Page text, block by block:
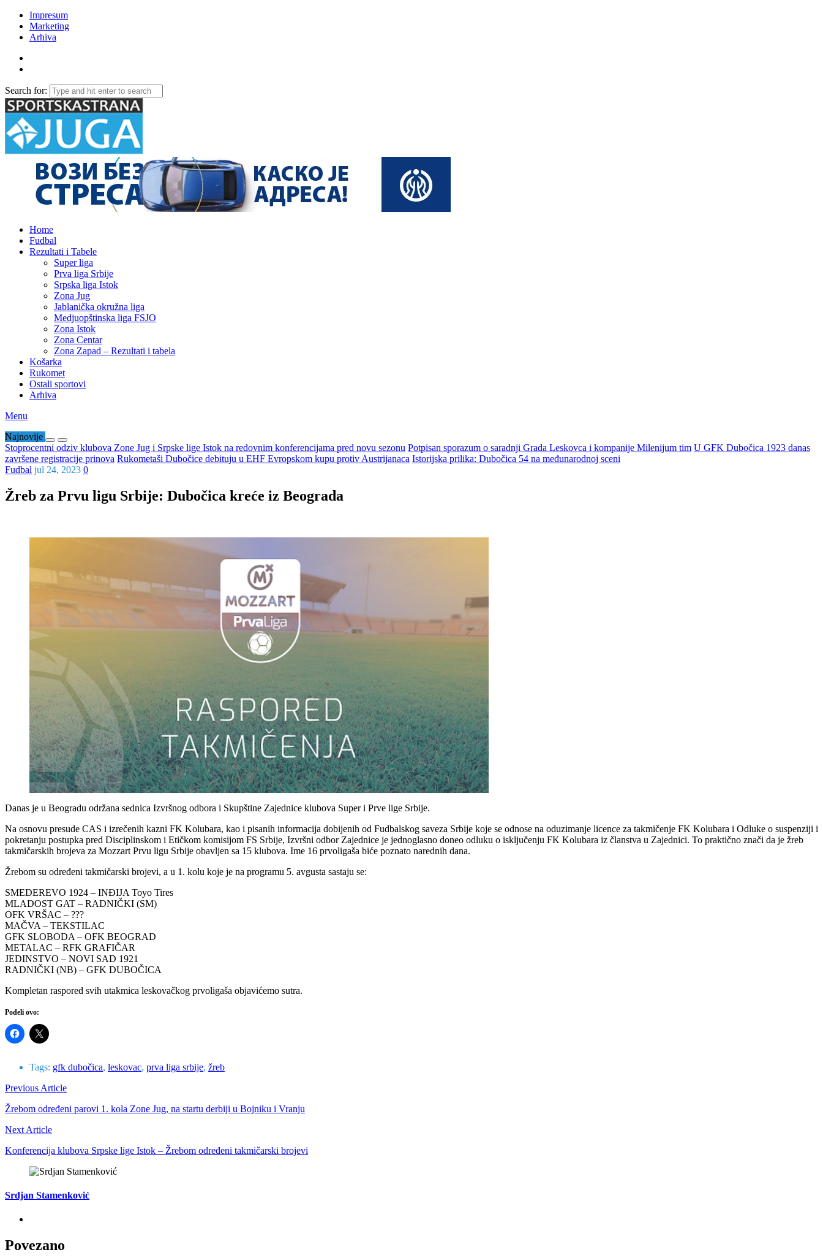
Impresum
Marketing
Arhiva
Search for:
Home
Fudbal
Rezultati i Tabele
Super liga
Prva liga Srbije
Srpska liga Istok
Zona Jug
Jablanička okružna liga
Medjuopštinska liga FSJO
Zona Istok
Zona Centar
Zona Zapad – Rezultati i tabela
Košarka
Rukomet
Ostali sportovi
Arhiva
Menu
Najnovije
Stoprocentni odziv klubova Zone Jug i Srpske lige Istok na redovnim konferencijama pred novu sezonu Potpisan sporazum o saradnji Grada Leskovca i kompanije Milenijum tim U GFK Dubočica 1923 danas
završene registracije prinova Rukometaši Dubočice debituju u EHF Evropskom kupu protiv Austrijanaca Istorijska prilika: Dubočica 54 na međunarodnoj sceni
Fudbal jul 24, 2023 0
Žreb za Prvu ligu Srbije: Dubočica kreće iz Beograda
Danas je u Beogradu održana sednica Izvršnog odbora i Skupštine Zajednice klubova Super i Prve lige Srbije.
Na osnovu presude CAS i izrečenih kazni FK Kolubara, kao i pisanih informacija dobijenih od Fudbalskog saveza Srbije koje se odnose na oduzimanje licence za takmičenje FK Kolubara i Odluke o suspenziji i
pokretanju postupka pred Disciplinskom i Etičkom komisijom FS Srbije, Izvršni odbor Zajednice je jednoglasno doneo odluku o isključenju FK Kolubara iz članstva u Zajednici. To praktično znači da je žreb
takmičarskih brojeva za Mozzart Prvu ligu Srbije obavljen sa 15 klubova. Ime 16 prvoligaša biće poznato narednih dana.
Žrebom su određeni takmičarski brojevi, a u 1. kolu koje je na programu 5. avgusta sastaju se:
SMEDEREVO 1924 – INĐIJA Toyo Tires
MLADOST GAT – RADNIČKI (SM)
OFK VRŠAC – ???
MAČVA – TEKSTILAC
GFK SLOBODA – OFK BEOGRAD
METALAC – RFK GRAFIČAR
JEDINSTVO – NOVI SAD 1921
RADNIČKI (NB) – GFK DUBOČICA
Kompletan raspored svih utakmica leskovačkog prvoligaša objavićemo sutra.
Podeli ovo:
Tags: gfk dubočica, leskovac, prva liga srbije, žreb
Previous Article
Žrebom određeni parovi 1. kola Zone Jug, na startu derbiji u Bojniku i Vranju
Next Article
Konferencija klubova Srpske lige Istok – Žrebom određeni takmičarski brojevi
Srdjan Stamenković
Povezano